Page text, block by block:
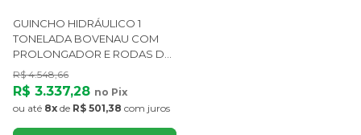
GUINCHO HIDRÁULICO 1
TONELADA BOVENAU COM
PROLONGADOR E RODAS DE
FERRO
R$ 4.548,66
R$ 3.337,28 no Pix
ou até 8x de R$ 501,38 com juros